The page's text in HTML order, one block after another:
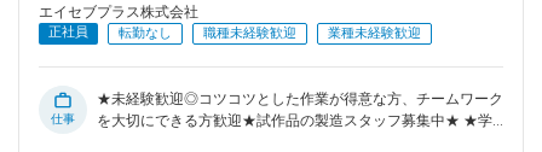
GitHub、Pythonなど ■評価環境： HILS／SILS／Simulink／
Pythonなど ■魅力点： （1）働き方： ・月平均残業5.5時間 ・
ンドの昨今で需要の高まっている技術に関わることが出来ます
（3）自分の頑張りを評価してもらえる、希望を伝えられる環
エイセブプラス株式会社
正社員 転勤なし 職種未経験歓迎 業種未経験歓迎
仕事
★未経験歓迎◎コツコツとした作業が得意な方、チームワーク
を大切にできる方歓迎★試作品の製造スタッフ募集中★ ★学歴